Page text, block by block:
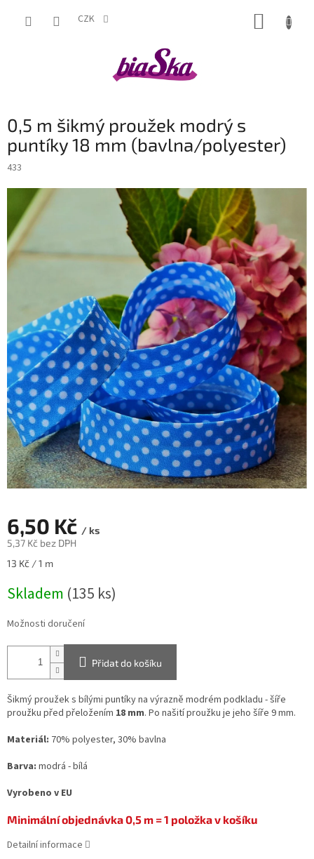
CZK
0,5 m šikmý proužek modrý s
puntíky 18 mm (bavlna/polyester)
433
6,50 Kč / ks
5,37 Kč bez DPH
Měrná
13 Kč / 1 m
Skladem (135 ks)
Možnosti doručení
Přidat do košíku
Šikmý proužek s bílými puntíky na výrazně modrém podkladu - šíře
proužku před přeložením 18 mm. Po našití proužku je jeho šíře 9 mm.
Materiál: 70% polyester, 30% bavlna
Barva: modrá - bílá
Vyrobeno v EU
Minimální objednávka 0,5 m = 1 položka v košíku
Detailní informace